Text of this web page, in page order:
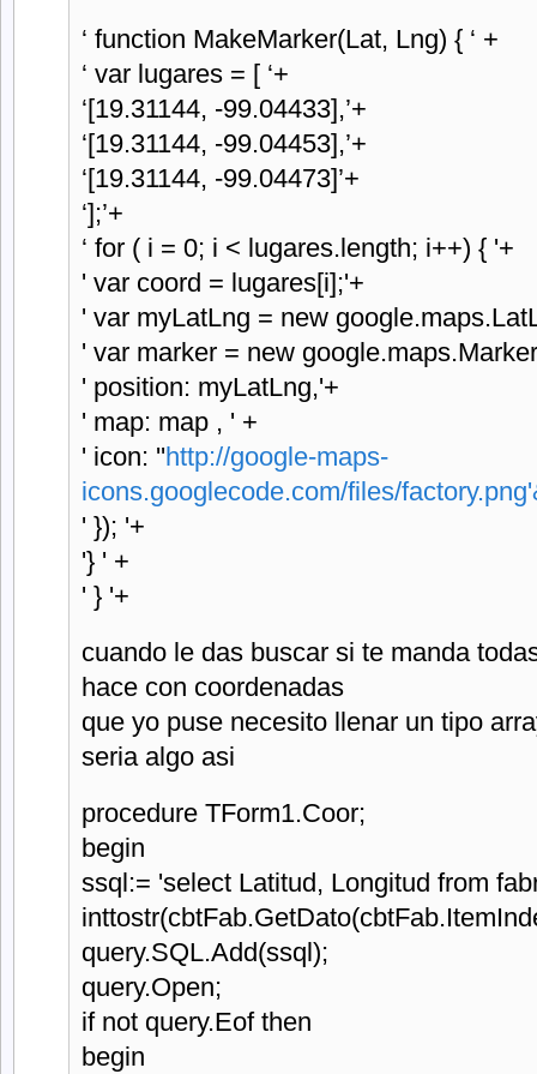
‘ function MakeMarker(Lat, Lng) { ‘ +
‘ var lugares = [ ‘+
‘[19.31144, -99.04433],’+
‘[19.31144, -99.04453],’+
‘[19.31144, -99.04473]’+
‘];’+
‘ for ( i = 0; i < lugares.length; i++) { '+
' var coord = lugares[i];'+
' var myLatLng = new
' var marker = new
' position: myLatLng,'+
' map: map , ' +
' icon: ''http://google-maps-
icons.googlecode.com/files/
' }); '+
'} ' +
' } '+
cuando le das buscar si te manda
hace con coordenadas
que yo puse necesito llenar un tipo
seria algo asi
procedure TForm1.Coor;
begin
ssql:= 'select Latitud, Longitud from
query.SQL.Add(ssql);
query.Open;
if not query.Eof then
begin